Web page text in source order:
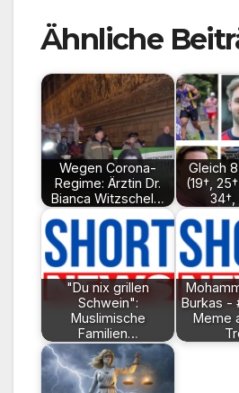
Ähnliche
Wegen Corona-
Regime: Ärztin Dr.
Bianca Witzschel…
Gleich
(19†,
"Du nix grillen
Schwein":
Muslimische
Familien…
Burkas -
Meme